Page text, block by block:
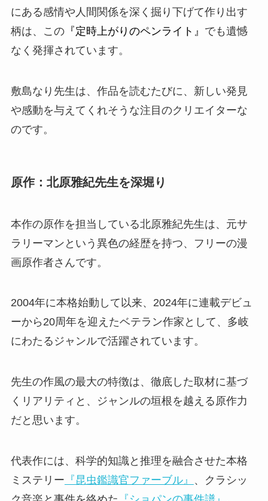
にある感情や人間関係を深く掘り下げて作り出す
柄は、この『定時上がりのペンライト』 でも遺憾
なく発揮されています。
敷島なり 先生は、作品を読むたびに、新しい発見
や感動を与えてくれそうな注目のクリエイターな
のです。
原作：北原雅紀先生を深堀り
本作の原作を担当している北原雅紀先生は、元サ
ラリーマンという異色の経歴を持つ、フリーの漫
画原作者さんです。
2004年に本格始動して以来、2024年に連載デビュ
ーから20周年を迎えたベテラン作家 として、多岐
にわたるジャンルで活躍されています。
先生の作風の最大の特徴は、徹底した取材に基づ
くリアリティと、ジャンルの垣根を越える原作力
だと思います。
代表作には、科学的知識と推理を融合させた本格
ミステリー 『昆虫鑑識官ファーブル』
、クラシッ